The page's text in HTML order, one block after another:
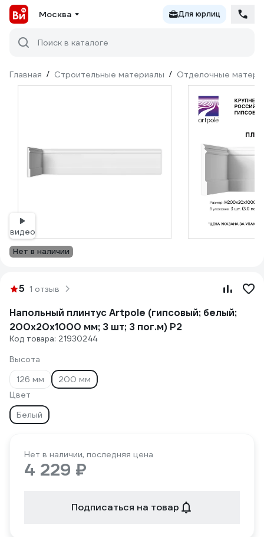
Москва Для юрлиц
Поиск в каталоге
Главная / Строительные материалы / Отделочные
видео
Нет в наличии
5 1 отзыв
Напольный плинтус Artpole (гипсовый; белый;
200x20x1000 мм; 3 шт; 3 пог.м) P2
Код товара: 21930244
Высота
126 мм
200 мм
Цвет
Белый
Нет в наличии, последняя цена
4 229 ₽
Подписаться на товар